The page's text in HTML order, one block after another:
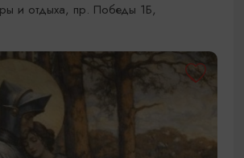
и отдыха, пр. Победы 1Б,